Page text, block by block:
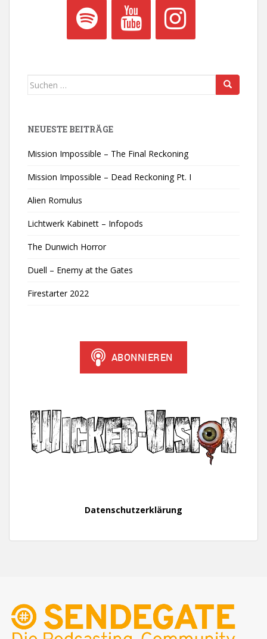
Suchen
NEUESTE BEITRÄGE
Mission Impossible – The Final Reckoning
Mission Impossible – Dead Reckoning Pt. I
Alien Romulus
Lichtwerk Kabinett – Infopods
The Dunwich Horror
Duell – Enemy at the Gates
Firestarter 2022
Datenschutzerklärung